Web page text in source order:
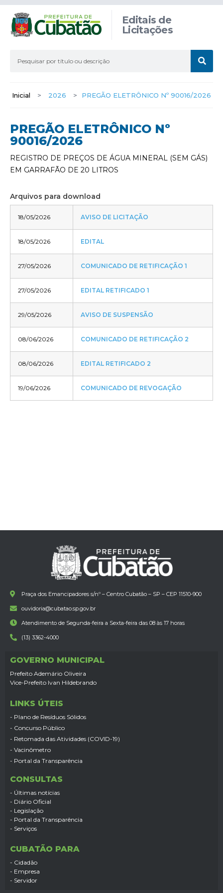
Editais de
Licitações
Inicial > 2026 > PREGÃO ELETRÔNICO Nº 90016/2026
PREGÃO ELETRÔNICO Nº
90016/2026
REGISTRO DE PREÇOS DE ÁGUA MINERAL (SEM GÁS)
EM GARRAFÃO DE 20 LITROS
Arquivos para download
18/05/2026 AVISO DE LICITAÇÃO
18/05/2026 EDITAL
27/05/2026 COMUNICADO DE RETIFICAÇÃO 1
27/05/2026 EDITAL RETIFICADO 1
29/05/2026 AVISO DE SUSPENSÃO
08/06/2026 COMUNICADO DE RETIFICAÇÃO 2
08/06/2026 EDITAL RETIFICADO 2
19/06/2026 COMUNICADO DE REVOGAÇÃO
Praça dos Emancipadores s/nº – Centro Cubatão – SP – CEP 11510-900
ouvidoria@cubatao.sp.gov.br
Atendimento de Segunda-feira a Sexta-feira das 08 às 17 horas
(13) 3362-4000
GOVERNO MUNICIPAL
Prefeito Ademário Oliveira
Vice-Prefeito Ivan Hildebrando
LINKS ÚTEIS
- Plano de Resíduos Sólidos
- Concurso Público
- Retomada das Atividades (COVID-19)
- Vacinômetro
- Portal da Transparência
CONSULTAS
- Últimas notícias
- Diário Oficial
- Legislação
- Portal da Transparência
- Serviços
CUBATÃO PARA
- Cidadão
- Empresa
- Servidor